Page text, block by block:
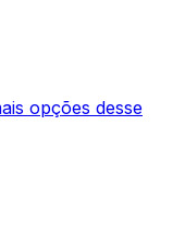
opções desse